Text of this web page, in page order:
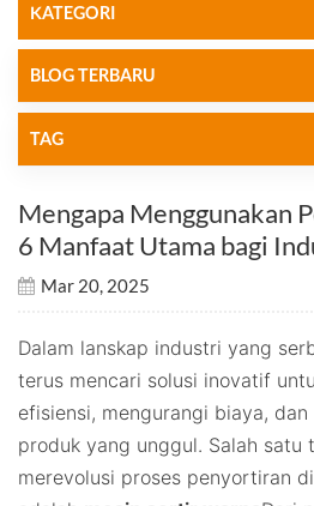
KATEGORI
BLOG TERBARU
TAG
Mengapa Menggunakan
6 Manfaat Utama bagi
Mar 20, 2025
Dalam lanskap industri yang
terus mencari solusi inovatif
efisiensi, mengurangi biaya,
produk yang unggul. Salah satu
merevolusi proses penyortiran